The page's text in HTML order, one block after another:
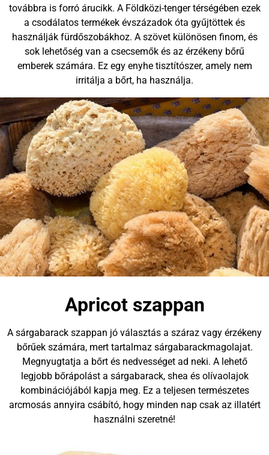
továbbra is forró árucikk. A Földközi-tenger térségében ezek
a csodálatos termékek évszázadok óta gyűjtöttek és
használják fürdőszobákhoz. A szövet különösen finom, és
sok lehetőség van a csecsemők és az érzékeny bőrű
emberek számára. Ez egy enyhe tisztítószer, amely nem
irritálja a bőrt, ha használja.
Apricot szappan
A sárgabarack szappan jó választás a száraz vagy érzékeny
bőrűek számára, mert tartalmaz sárgabarackmagolajat.
Megnyugtatja a bőrt és nedvességet ad neki. A lehető
legjobb bőrápolást a sárgabarack, shea és olívaolajok
kombinációjából kapja meg. Ez a teljesen természetes
arcmosás annyira csábító, hogy minden nap csak az illatért
használni szeretné!